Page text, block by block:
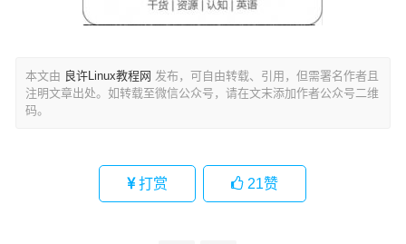
本文由 良许Linux教程网 发布，可自由转载、引用，但需署名作者且
注明文章出处。如转载至微信公众号，请在文末添加作者公众号二维
码。
打赏 21赞